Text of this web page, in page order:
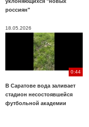
россиян"
18.05.2026
0:44
В Саратове вода заливает
стадион несостоявшейся
футбольной академии